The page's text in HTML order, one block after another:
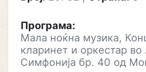
Програма:
Мала ноќна музика,
кларинет и оркестар
Симфонија бр. 40 од